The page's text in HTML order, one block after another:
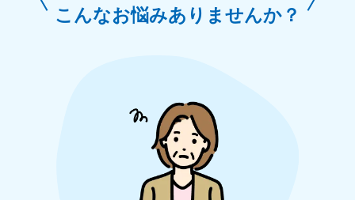
こんなお悩みありませんか？